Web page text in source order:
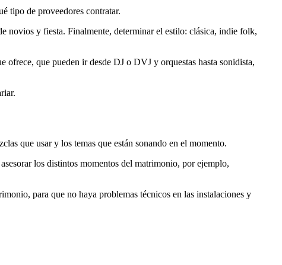
tipo de proveedores contratar.
novios y fiesta. Finalmente, determinar el estilo: clásica, indie folk,
que pueden ir desde DJ o DVJ y orquestas hasta sonidista,
que usar y los temas que están sonando en el momento.
los distintos momentos del matrimonio, por ejemplo,
para que no haya problemas técnicos en las instalaciones y